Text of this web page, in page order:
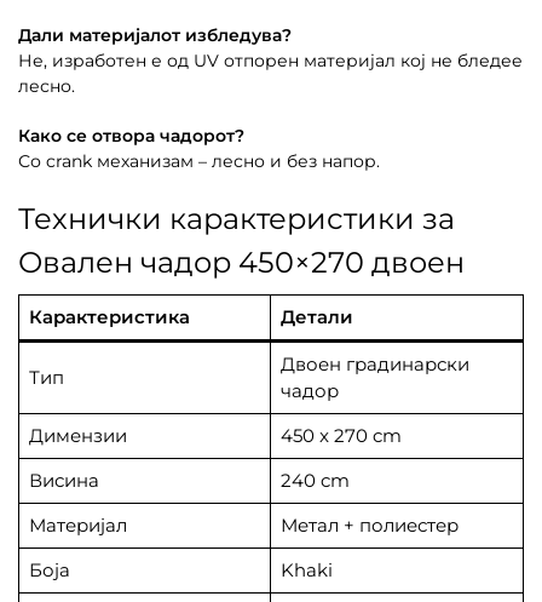
Дали материјалот избледува?
Не, изработен е од UV отпорен материјал кој не бледее
лесно.
Како се отвора чадорот?
Со crank механизам – лесно и без напор.
Технички карактеристики за
Овален чадор 450×270 двоен
Карактеристика Детали
Тип
Двоен градинарски
чадор
Димензии
450 x 270 cm
Висина
240 cm
Материјал
Метал + полиестер
Боја
Khaki